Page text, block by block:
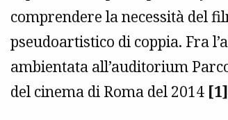
comprendere la necessità del
pseudoartistico di coppia. Fra
ambientata all’auditorium
del cinema di Roma del 2014 [1]